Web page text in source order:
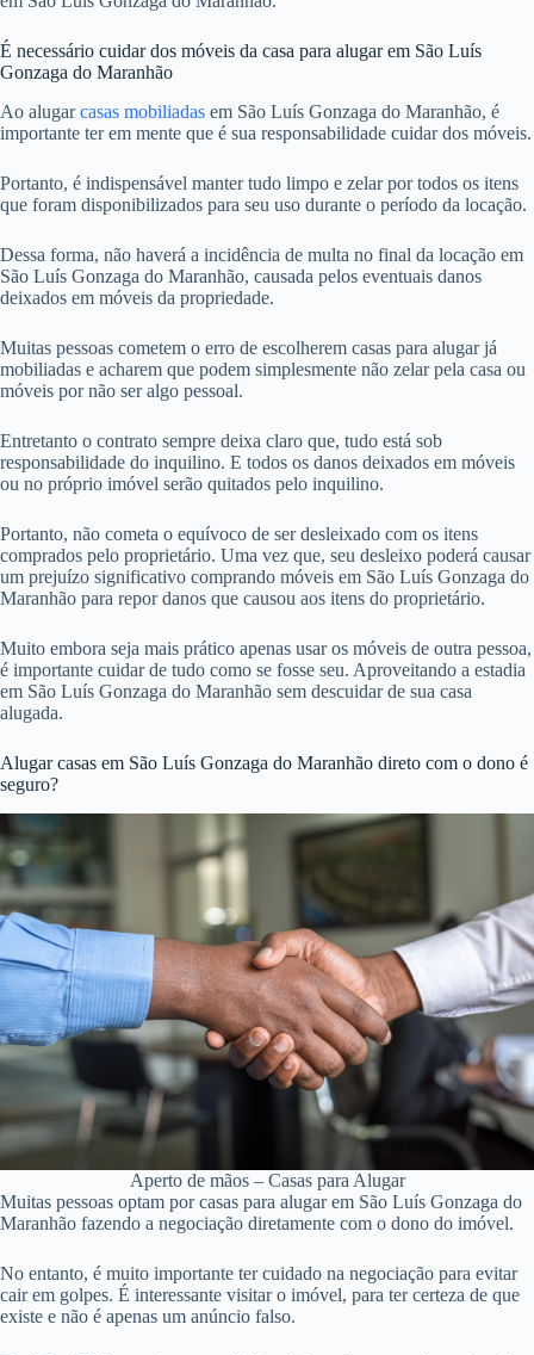
É necessário cuidar dos móveis da casa para alugar em São Luís
Gonzaga do Maranhão
Ao alugarcasas mobiliadas em São Luís Gonzaga do Maranhão, é
importante ter em mente que é sua responsabilidade cuidar dos móveis.
Portanto, é indispensável manter tudo limpo e zelar por todos os itens
que foram disponibilizados para seu uso durante o período da locação.
Dessa forma, não haverá a incidência de multa no final da locação em
São Luís Gonzaga do Maranhão, causada pelos eventuais danos
deixados em móveis da propriedade.
Muitas pessoas cometem o erro de escolherem casas para alugar já
mobiliadas e acharem que podem simplesmente não zelar pela casa ou
móveis por não ser algo pessoal.
Entretanto o contrato sempre deixa claro que, tudo está sob
responsabilidade do inquilino. E todos os danos deixados em móveis
ou no próprio imóvel serão quitados pelo inquilino.
Portanto, não cometa o equívoco de ser desleixado com os itens
comprados pelo proprietário. Uma vez que, seu desleixo poderá causar
um prejuízo significativo comprando móveis em São Luís Gonzaga do
Maranhão para repor danos que causou aos itens do proprietário.
Muito embora seja mais prático apenas usar os móveis de outra pessoa,
é importante cuidar de tudo como se fosse seu. Aproveitando a estadia
em São Luís Gonzaga do Maranhão sem descuidar de sua casa
alugada.
Alugar casas em São Luís Gonzaga do Maranhão direto com o dono é
seguro?
Aperto de mãos – Casas para Alugar
Muitas pessoas optam por casas para alugar em São Luís Gonzaga do
Maranhão fazendo a negociação diretamente com o dono do imóvel.
No entanto, é muito importante ter cuidado na negociação para evitar
cair em golpes. É interessante visitar o imóvel, para ter certeza de que
existe e não é apenas um anúncio falso.